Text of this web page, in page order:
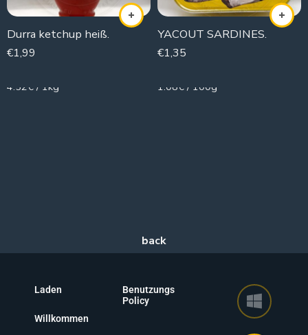
Durra ketchup heiß.
€1,99
4.52€ / 1kg
YACOUT SARDINES.
€1,35
1.08€ / 100g
Laden
Willkommen
Benutzungs
Policy